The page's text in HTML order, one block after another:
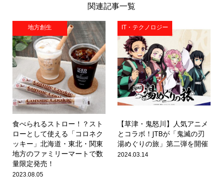
関連記事一覧
地方創生
食べられるストロー！？スト
ローとして使える「コロネク
ッキー」北海道・東北・関東
地方のファミリーマートで数
量限定発売！
2023.08.05
IT・テクノロジー
【草津・鬼怒川】人気アニメ
とコラボ！JTBが「鬼滅の刃
湯めぐりの旅」第二弾を開催
2024.03.14